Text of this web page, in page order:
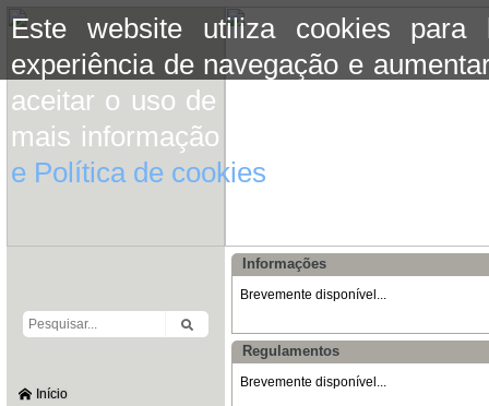
Este website utiliza cookies para
experiência de navegação e
aceitar o uso de cookies basta
mais informação consulte a
e Política de cookies
Início
Informações
Brevemente disponível...
Regulamentos
Brevemente disponível...